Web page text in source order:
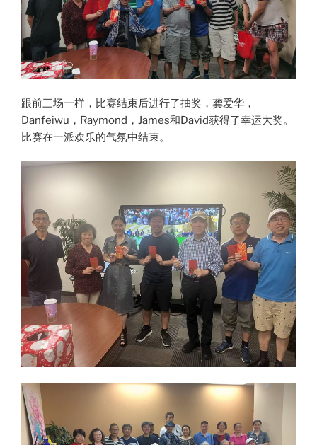
跟前三场一样，比赛结束后进行了抽奖，龚爱华，
Danfeiwu，Raymond，James和David获得了幸运大奖。
比赛在一派欢乐的气氛中结束。